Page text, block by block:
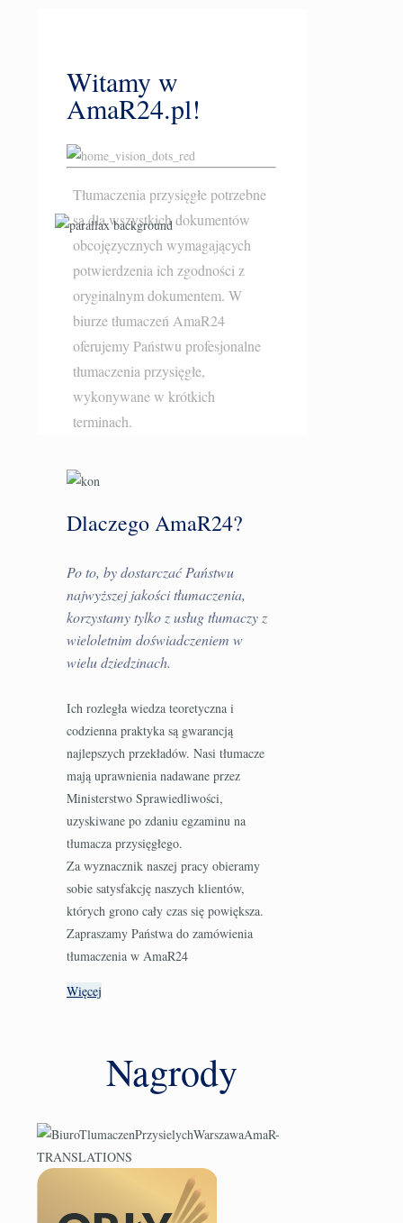
Witamy w
AmaR24.pl!
Tłumaczenia przysięgłe potrzebne
są dla wszystkich dokumentów
obcojęzycznych wymagających
potwierdzenia ich zgodności z
oryginalnym dokumentem. W
biurze tłumaczeń AmaR24
oferujemy Państwu profesjonalne
tłumaczenia przysięgłe,
wykonywane w krótkich
terminach.
Dlaczego AmaR24?
Po to, by dostarczać Państwu
najwyższej jakości tłumaczenia,
korzystamy tylko z usług tłumaczy z
wieloletnim doświadczeniem w
wielu dziedzinach.
Ich rozległa wiedza teoretyczna i
codzienna praktyka są gwarancją
najlepszych przekładów. Nasi tłumacze
mają uprawnienia nadawane przez
Ministerstwo Sprawiedliwości,
uzyskiwane po zdaniu egzaminu na
tłumacza przysięgłego.
Za wyznacznik naszej pracy obieramy
sobie satysfakcję naszych klientów,
których grono cały czas się powiększa.
Zapraszamy Państwa do zamówienia
tłumaczenia w AmaR24
Więcej
Nagrody